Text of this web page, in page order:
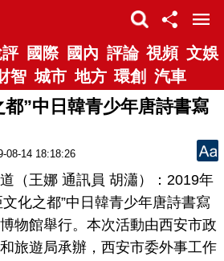
國際 國內 評論 視頻 文娛
智 城市 地方 環創 汽車
”中日韓青少年唐詩書寫
08-14 18:18:26
王娜 通訊員 胡瀟）：2019年
化之都”中日韓青少年唐詩書寫
物館舉行。本次活動由西安市政
旅遊局承辦，西安市委外事工作